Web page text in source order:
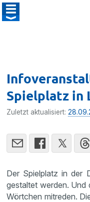
Spielplatz in
Zuletzt aktualisiert:
Der Spiel­platz in der
gestaltet werden. Und
Wörtchen mitreden.